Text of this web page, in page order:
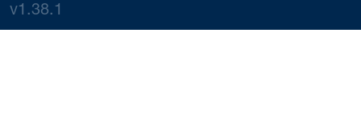
v1.38.1